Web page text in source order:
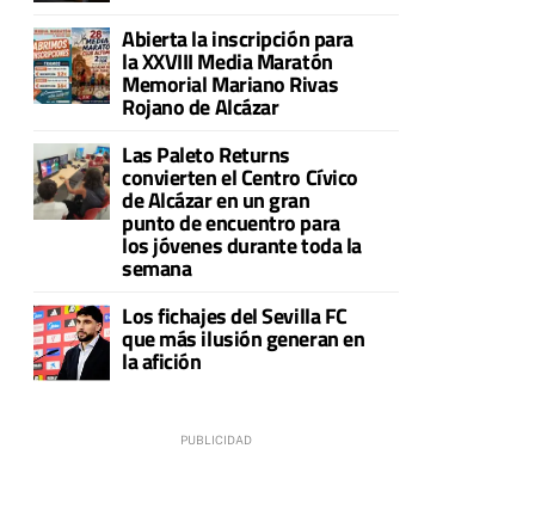
Abierta la inscripción para
la XXVIII Media Maratón
Memorial Mariano Rivas
Rojano de Alcázar
Las Paleto Returns
convierten el Centro Cívico
de Alcázar en un gran
punto de encuentro para
los jóvenes durante toda la
semana
Los fichajes del Sevilla FC
que más ilusión generan en
la afición